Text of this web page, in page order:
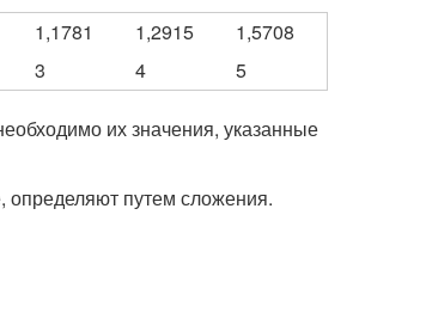
1,1781 1,2915
1,5708
3 4 5
их значения, указанные
определяют путем сложения.